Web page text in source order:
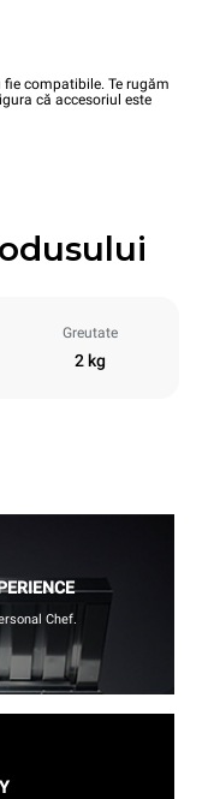
compatibile. Te rugăm
că accesoriul este
Greutate
2 kg
Chef.